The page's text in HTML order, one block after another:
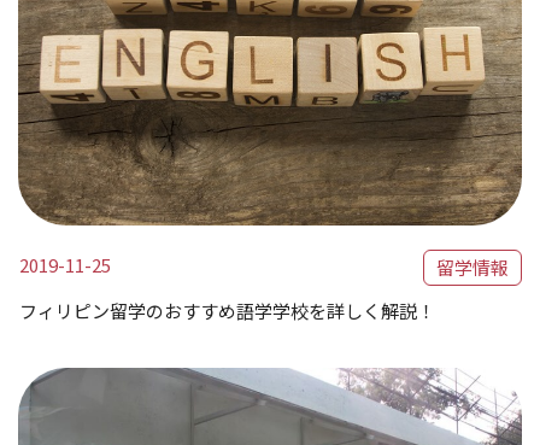
2019-11-25
留学情報
フィリピン留学のおすすめ語学学校を詳しく解説！